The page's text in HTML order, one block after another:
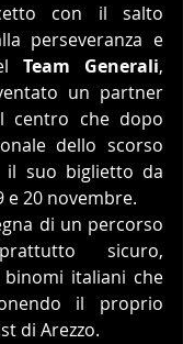
con il salto
perseveranza e
Team Generali,
un partner
centro che dopo
dello scorso
il suo biglietto da
e 20 novembre.
di un percorso
sicuro,
italiani che
il proprio
di Arezzo.